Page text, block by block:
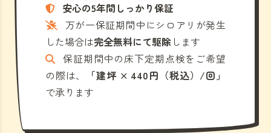
安心の5年間しっかり保証
万が一保証期間中にシロアリが発生
した場合は完全無料にて駆除 します
保証期間中の床下定期点検をご希望
の際は、
「建坪 × 440円（税込）/回」
で承ります